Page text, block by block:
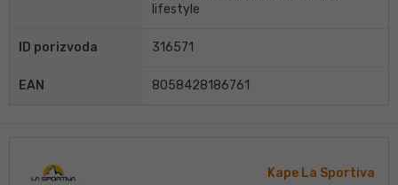
lifestyle
ID porizvoda 316571
EAN 8058428186761
Kape La Sportiva